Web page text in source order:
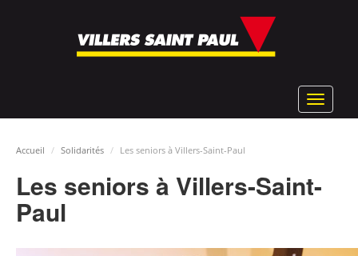
Toggle
Accueil Solidarités Les seniors à Villers-Saint-Paul
Les seniors à Villers-Saint-
Paul